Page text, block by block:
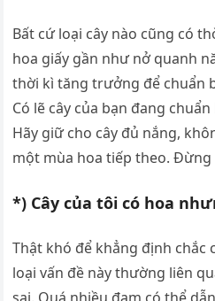
Bất cứ loại cây nào cũng có
hoa giấy gần như nở quanh
thời kì tăng trưởng để chuẩn
Có lẽ cây của bạn đang
Hãy giữ cho cây đủ nắng,
một mùa hoa tiếp theo. Đừng
*) Cây của tôi có hoa
Thật khó để khẳng định chắc
loại vấn đề này thường liên